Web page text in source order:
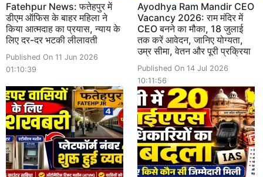
Fatehpur News: फतेहपुर में
डीएम ऑफिस के बाहर महिला ने
किया आत्मदाह का प्रयास, न्याय के
लिए दर-दर भटकी लीलावती
Published On 11 Jun 2026
01:10:39
Ayodhya Ram Mandir CEO
Vacancy 2026: राम मंदिर में
CEO बनने का मौका, 18 जुलाई
तक करें आवेदन, जानिए योग्यता,
उम्र सीमा, वेतन और पूरी प्रक्रिया
Published On 14 Jul 2026
10:11:56